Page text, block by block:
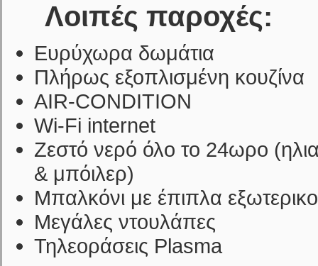
Λοιπές παροχές:
Ευρύχωρα δωμάτια
Πλήρως εξοπλισμένη κουζίνα
ΑΙR-CONDITION
Wi-Fi internet
Ζεστό νερό όλο το 24ωρο
& μπόιλερ)
Μπαλκόνι με έπιπλα
Μεγάλες ντουλάπες
Τηλεοράσεις Plasma